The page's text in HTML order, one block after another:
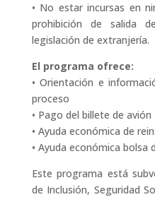
• No estar incursas en
prohibición de salida
legislación de extranjería.
El programa ofrece:
• Orientación e
proceso
• Pago del billete de avión
• Ayuda económica de
• Ayuda económica bolsa
Este programa está
de Inclusión, Seguridad